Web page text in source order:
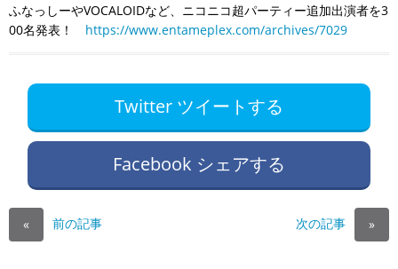
ふなっしーやVOCALOIDなど、ニコニコ超パーティー追加出演者を3
00名発表！ https://www.entameplex.com/archives/7029
Twitter ツイートする
Facebook シェアする
« 前の記事 次の記事 »